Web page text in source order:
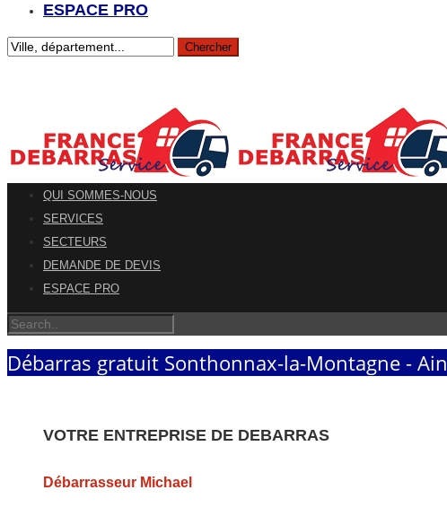
ESPACE PRO
QUI SOMMES-NOUS
SERVICES
SECTEURS
DEMANDE DE DEVIS
ESPACE PRO
Débarras gratuit Sonthonnax-la-Montagne - Ain
VOTRE ENTREPRISE DE DEBARRAS
Débarrasseur Michael